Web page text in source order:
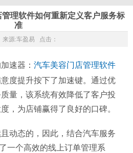
理软件如何重新定义客户服务标
准
来源:车盈易 点击：
速器： 汽车美容门店管理软件
度提升按下了加速键。通过优
量，该系统有效降低了客户投
，为店铺赢得了良好的口碑。
动态的，因此，结合汽车服务
一个高效的线上订单管理系